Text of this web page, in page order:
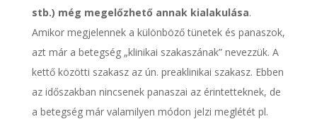
stb.) még megelőzhető annak kialakulása.
Amikor megjelennek a különböző tünetek és panaszok,
azt már a betegség „klinikai szakaszának” nevezzük. A
kettő közötti szakasz az ún. preaklinikai szakasz. Ebben
az időszakban nincsenek panaszai az érintetteknek, de
a betegség már valamilyen módon jelzi meglétét pl.